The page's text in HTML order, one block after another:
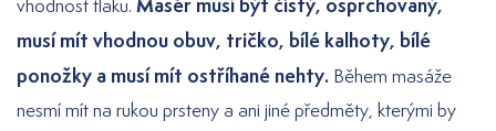
vhodnost tlaku. Masér musí být čistý, osprchovaný,
musí mít vhodnou obuv, tričko, bílé kalhoty, bílé
ponožky a musí mít ostříhané nehty. Během masáže
nesmí mít na rukou prsteny a ani jiné předměty, kterými by